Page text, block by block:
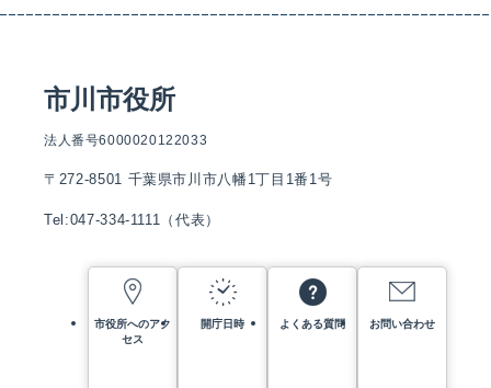
市川市役所
法人番号6000020122033
〒272-8501 千葉県市川市八幡1丁目1番1号
Tel:047-334-1111（代表）
市役所へのアク
セス
開庁日時 よくある質問 お問い合わせ